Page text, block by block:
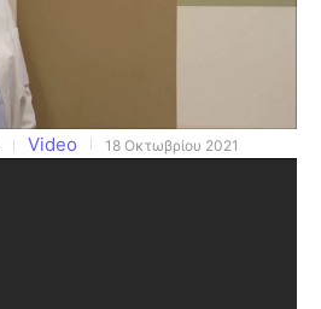
Video 18 Οκτωβρίου 2021